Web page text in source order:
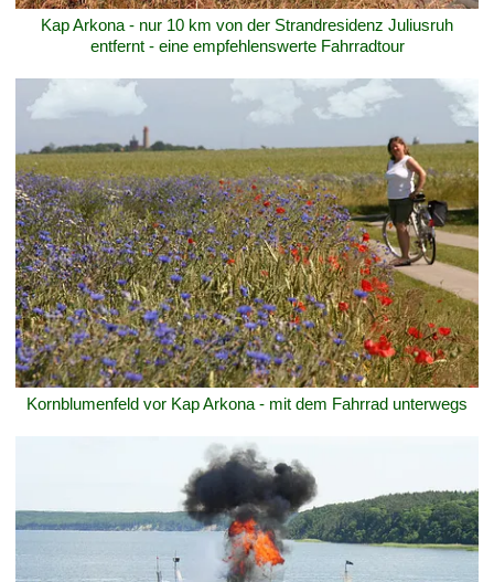
Kap Arkona - nur 10 km von der Strandresidenz Juliusruh
entfernt - eine empfehlenswerte Fahrradtour
Kornblumenfeld vor Kap Arkona - mit dem Fahrrad unterwegs